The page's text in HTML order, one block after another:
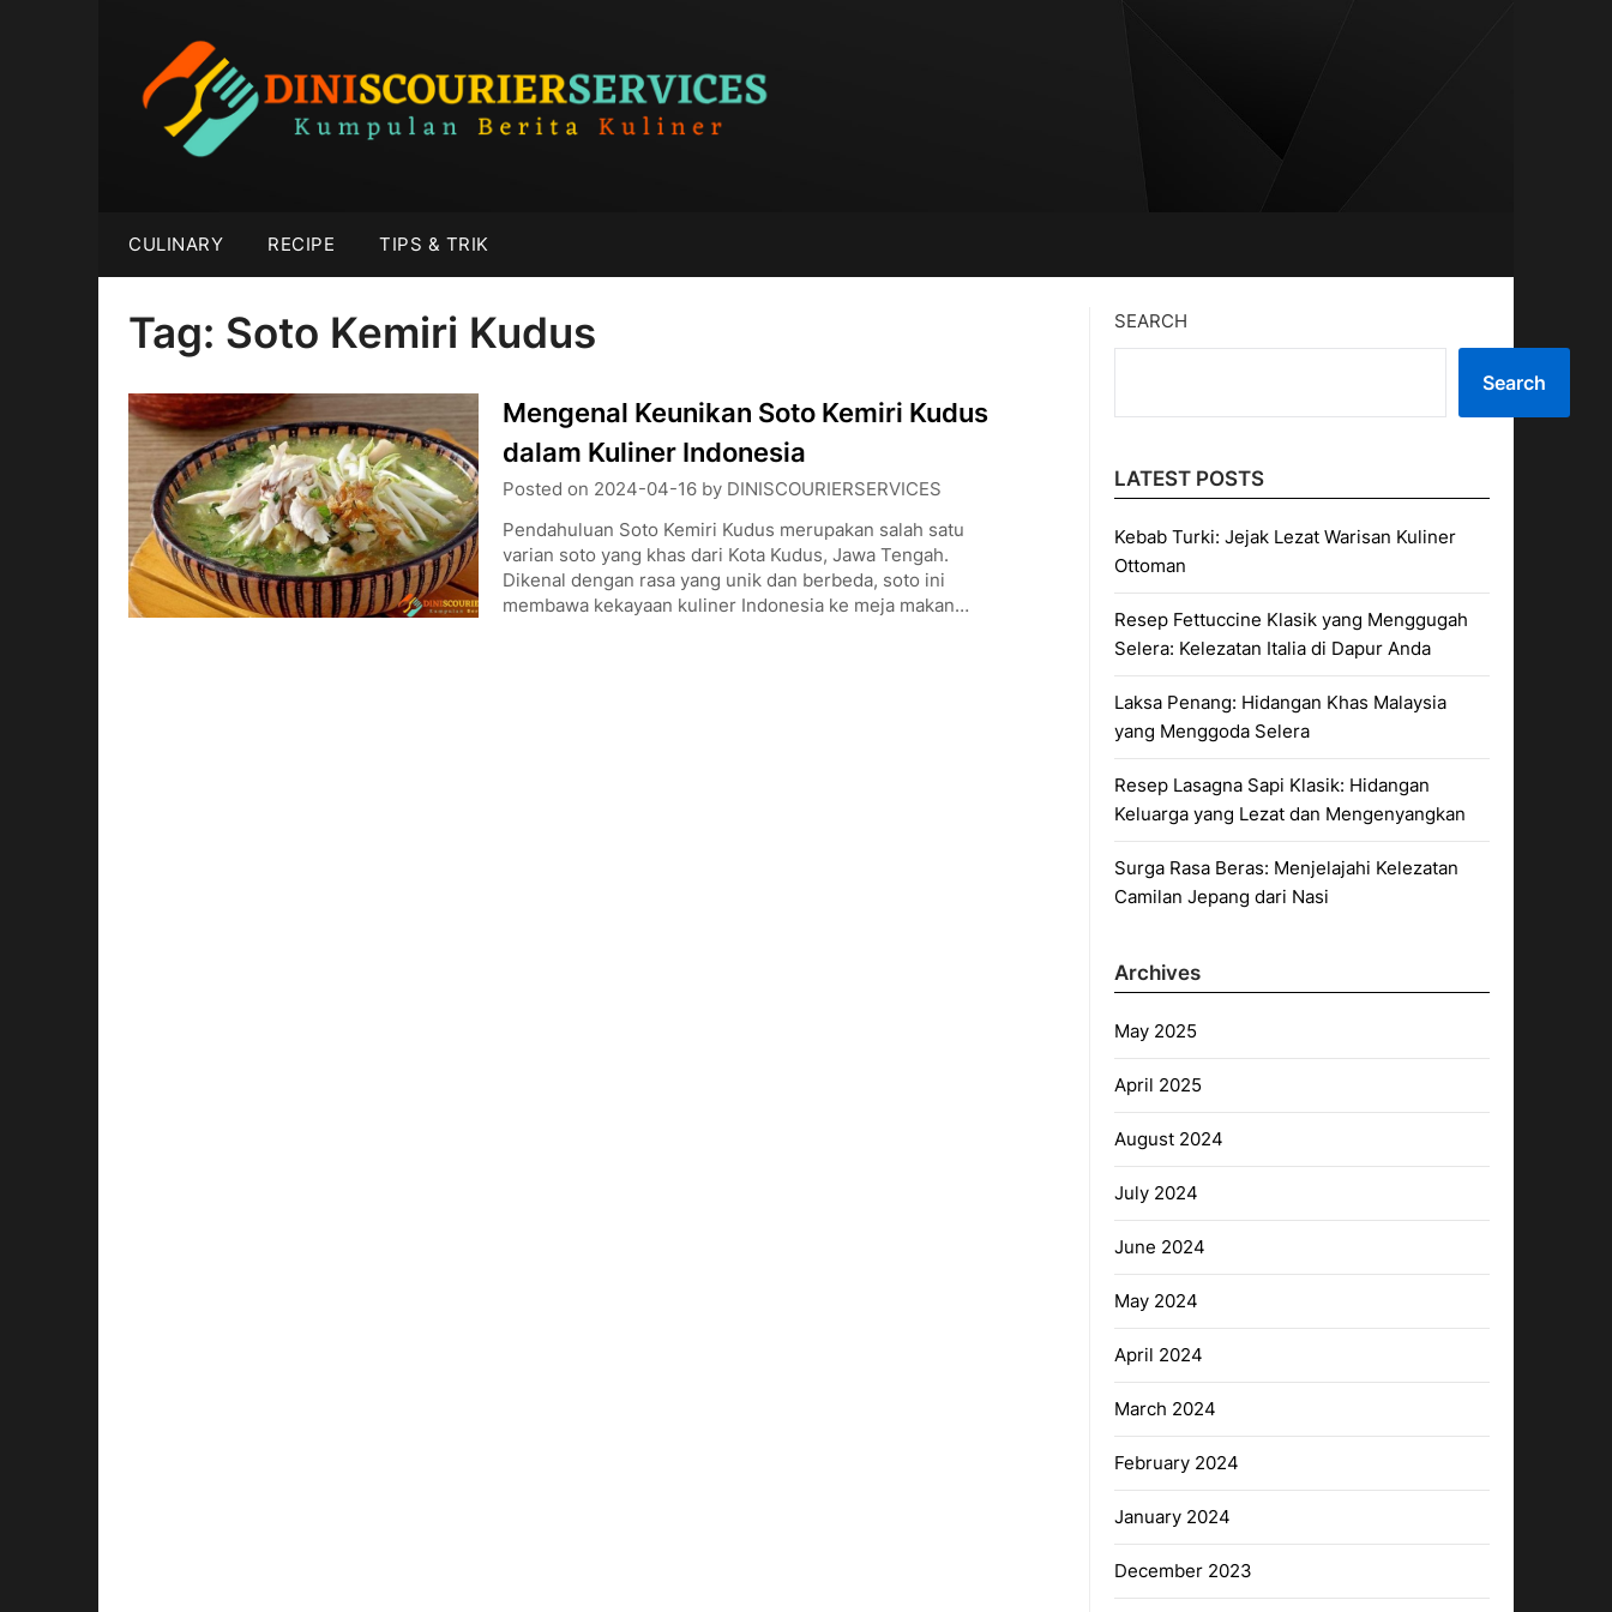
CULINARY RECIPE TIPS & TRIK
Tag: Soto Kemiri Kudus
Mengenal Keunikan Soto Kemiri Kudus
dalam Kuliner Indonesia
Posted on 2024-04-16by DINISCOURIERSERVICES
Pendahuluan Soto Kemiri Kudus merupakan salah satu
varian soto yang khas dari Kota Kudus, Jawa Tengah.
Dikenal dengan rasa yang unik dan berbeda, soto ini
membawa kekayaan kuliner Indonesia ke meja makan…
SEARCH
Search
LATEST POSTS
Kebab Turki: Jejak Lezat Warisan Kuliner
Ottoman
Resep Fettuccine Klasik yang Menggugah
Selera: Kelezatan Italia di Dapur Anda
Laksa Penang: Hidangan Khas Malaysia
yang Menggoda Selera
Resep Lasagna Sapi Klasik: Hidangan
Keluarga yang Lezat dan Mengenyangkan
Surga Rasa Beras: Menjelajahi Kelezatan
Camilan Jepang dari Nasi
Archives
May 2025
April 2025
August 2024
July 2024
June 2024
May 2024
April 2024
March 2024
February 2024
January 2024
December 2023